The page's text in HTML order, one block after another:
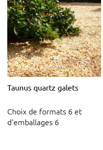
Taunus quartz galets
Choix de formats 6 et
d'emballages 6